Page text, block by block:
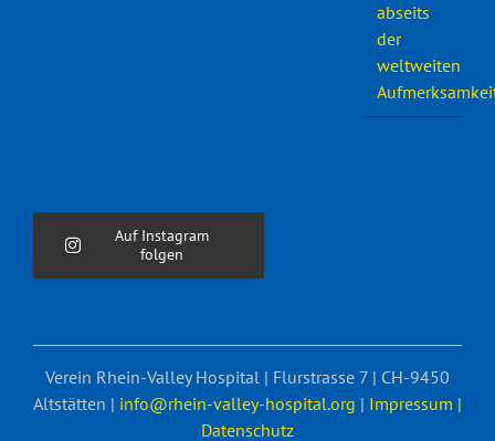
Auf Instagram
folgen
abseits
der
weltweiten
Verein Rhein-Valley Hospital | Flurstrasse 7 | CH-9450
Altstätten | info@rhein-valley-hospital.org | Impressum |
Datenschutz